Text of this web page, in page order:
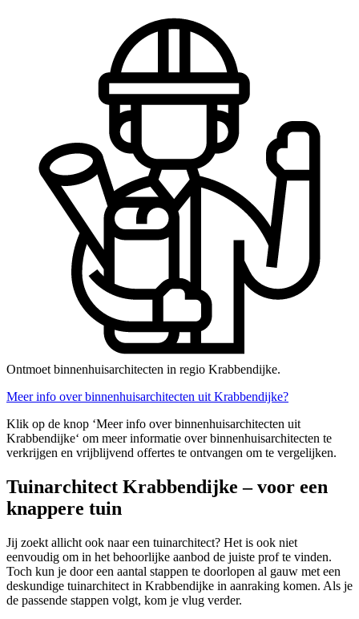
Ontmoet binnenhuisarchitecten in regio Krabbendijke.
Meer info over binnenhuisarchitecten uit Krabbendijke?
Klik op de knop ‘Meer info over binnenhuisarchitecten uit
Krabbendijke‘ om meer informatie over binnenhuisarchitecten te
verkrijgen en vrijblijvend offertes te ontvangen om te vergelijken.
Tuinarchitect Krabbendijke – voor een
knappere tuin
Jij zoekt allicht ook naar een tuinarchitect? Het is ook niet
eenvoudig om in het behoorlijke aanbod de juiste prof te vinden.
Toch kun je door een aantal stappen te doorlopen al gauw met een
deskundige tuinarchitect in Krabbendijke in aanraking komen. Als je
de passende stappen volgt, kom je vlug verder.